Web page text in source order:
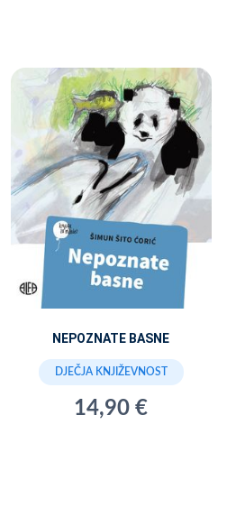
NEPOZNATE BASNE
DJEČJA KNJIŽEVNOST
14,90 €